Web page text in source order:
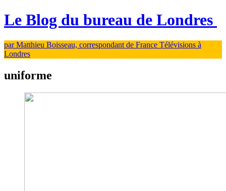
Le Blog du bureau de Londres
par Matthieu Boisseau, correspondant de France Télévisions à
Londres
uniforme